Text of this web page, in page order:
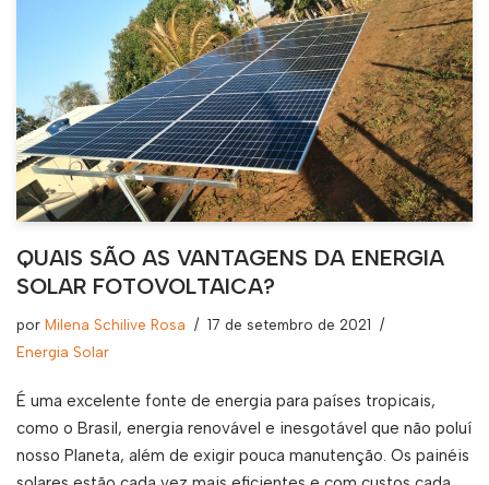
QUAIS SÃO AS VANTAGENS DA ENERGIA
SOLAR FOTOVOLTAICA?
por Milena Schilive Rosa
17 de setembro de 2021
Energia Solar
É uma excelente fonte de energia para países tropicais,
como o Brasil, energia renovável e inesgotável que não poluí
nosso Planeta, além de exigir pouca manutenção. Os painéis